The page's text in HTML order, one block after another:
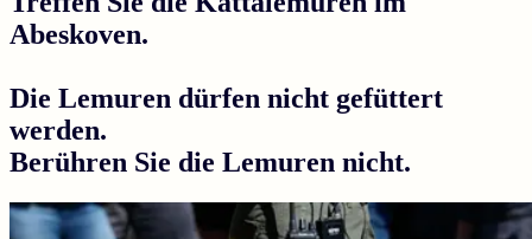
Abeskoven.
Die Lemuren dürfen nicht gefüttert
werden.
Berühren Sie die Lemuren nicht.